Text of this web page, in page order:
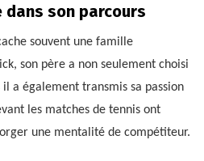
son parcours
souvent une famille
son père a non seulement choisi
a également transmis sa passion
les matches de tennis ont
une mentalité de compétiteur.